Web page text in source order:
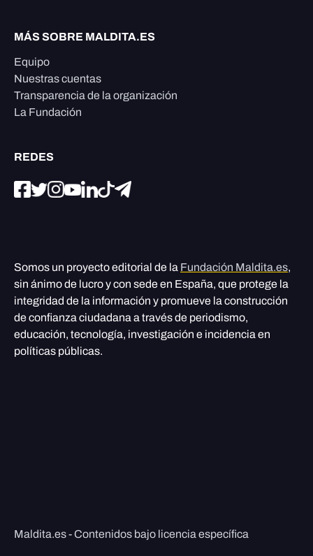
MÁS SOBRE MALDITA.ES
Equipo
Nuestras cuentas
Transparencia de la organización
La Fundación
REDES
Somos un proyecto editorial de la Fundación Maldita.es,
sin ánimo de lucro y con sede en España, que protege la
integridad de la información y promueve la construcción
de confianza ciudadana a través de periodismo,
educación, tecnología, investigación e incidencia en
políticas públicas.
Maldita.es - Contenidos bajo licencia específica